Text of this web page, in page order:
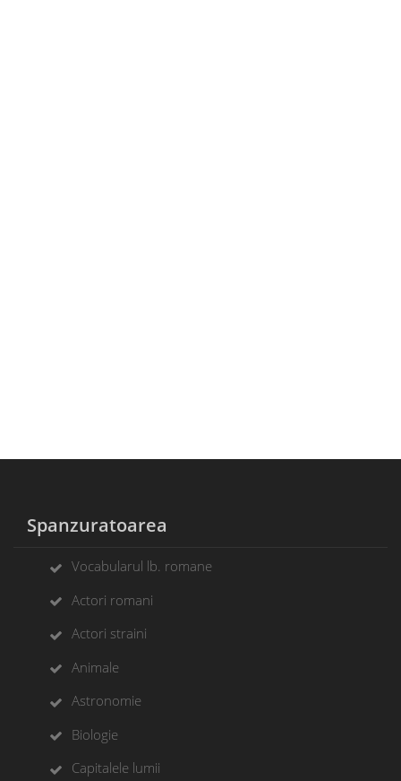
Spanzuratoarea
Vocabularul lb. romane
Actori romani
Actori straini
Animale
Astronomie
Biologie
Capitalele lumii